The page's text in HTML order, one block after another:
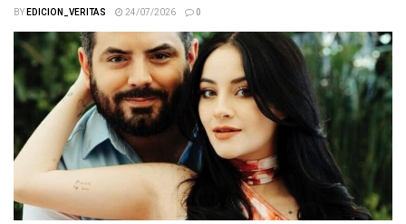
BYEDICION_VERITAS 24/07/2026 0